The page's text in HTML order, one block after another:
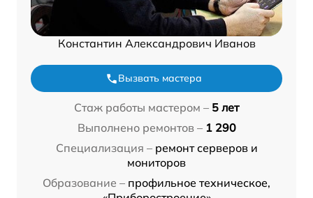
Константин Александрович Иванов
Вызвать мастера
Стаж работы мастером – 5 лет
Выполнено ремонтов – 1 290
Специализация – ремонт серверов и
мониторов
Образование – профильное техническое,